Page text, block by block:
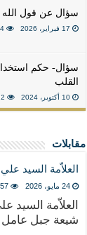
سؤال عن قول الله
17 فبراير، 2026
سؤال- حكم
القلب
10 أكتوبر، 2024
مقابلات
العلاّمة السيد
24 مايو، 2026
العلاّمة السيد
شيعة جبل